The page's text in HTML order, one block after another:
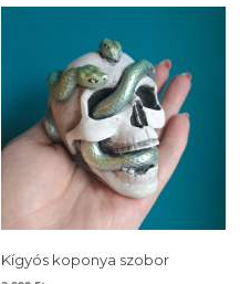
Kígyós koponya szobor